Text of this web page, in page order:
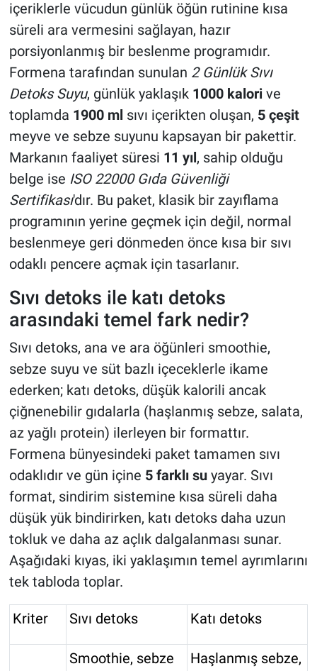
içeriklerle vücudun günlük öğün rutinine kısa
süreli ara vermesini sağlayan, hazır
porsiyonlanmış bir beslenme programıdır.
Formena tarafından sunulan 2 Günlük Sıvı
Detoks Suyu, günlük yaklaşık 1000 kalorive
toplamda 1900 ml sıvı içerikten oluşan, 5 çeşit
meyve ve sebze suyunu kapsayan bir pakettir.
Markanın faaliyet süresi 11 yıl, sahip olduğu
belge ise ISO 22000 Gıda Güvenliği
Sertifikası'dır. Bu paket, klasik bir zayıflama
programının yerine geçmek için değil, normal
beslenmeye geri dönmeden önce kısa bir sıvı
odaklı pencere açmak için tasarlanır.
Sıvı detoks ile katı detoks
arasındaki temel fark nedir?
Sıvı detoks, ana ve ara öğünleri smoothie,
sebze suyu ve süt bazlı içeceklerle ikame
ederken; katı detoks, düşük kalorili ancak
çiğnenebilir gıdalarla (haşlanmış sebze, salata,
az yağlı protein) ilerleyen bir formattır.
Formena bünyesindeki paket tamamen sıvı
odaklıdır ve gün içine 5 farklı suyayar. Sıvı
format, sindirim sistemine kısa süreli daha
düşük yük bindirirken, katı detoks daha uzun
tokluk ve daha az açlık dalgalanması sunar.
Aşağıdaki kıyas, iki yaklaşımın temel ayrımlarını
tek tabloda toplar.
Kriter Sıvı detoks Katı detoks
Smoothie, sebze
Haşlanmış sebze,
Yerel
Magazin
Bilim ve Teknoloji